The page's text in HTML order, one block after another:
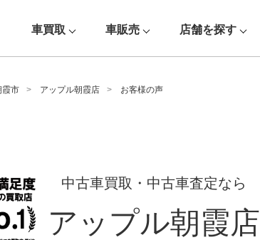
車買取 車販売 店舗を探す
霞市 アップル朝霞店 お客様の声
中古車買取・中古車査定なら
アップル朝霞店